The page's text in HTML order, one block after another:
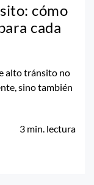
cómo
cada
alto tránsito no
sino también
3 min. lectura